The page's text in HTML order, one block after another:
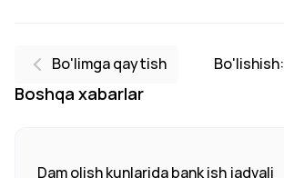
Bo'limga qaytish Bo'lishish:
Boshqa xabarlar
Dam olish kunlarida bank ish jadvali